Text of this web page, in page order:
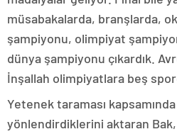
müsabakalarda, branşlarda,
şampiyonu, olimpiyat
dünya şampiyonu çıkardık.
İnşallah olimpiyatlara beş
Yetenek taraması
yönlendirdiklerini aktaran Bak,